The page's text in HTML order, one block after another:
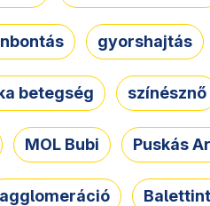
gyorshajtás
betegség színésznő
MOL Bubi Puskás
agglomeráció